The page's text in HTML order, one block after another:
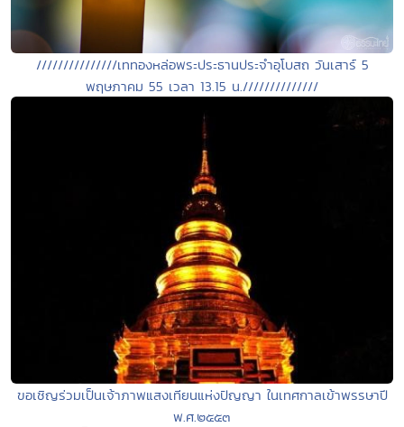
///////////////เททองหล่อพระประธานประจำอุโบสถ วันเสาร์ 5
พฤษภาคม 55 เวลา 13.15 น.//////////////
ขอเชิญร่วมเป็นเจ้าภาพแสงเทียนแห่งปัญญา ในเทศกาลเข้าพรรษาปี
พ.ศ.๒๕๕๓